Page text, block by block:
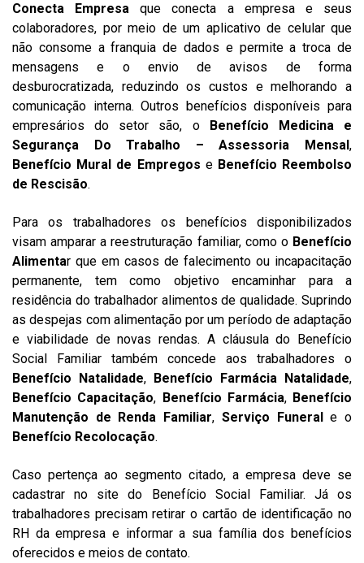
Conecta Empresa que conecta a empresa e seus
colaboradores, por meio de um aplicativo de celular que
não consome a franquia de dados e permite a troca de
mensagens e o envio de avisos de forma
desburocratizada, reduzindo os custos e melhorando a
comunicação interna. Outros benefícios disponíveis para
empresários do setor são, o Benefício Medicina e
Segurança Do Trabalho – Assessoria Mensal,
Benefício Mural de Empregos e Benefício Reembolso
de Rescisão.
Para os trabalhadores os benefícios disponibilizados
visam amparar a reestruturação familiar, como o Benefício
Alimentar que em casos de falecimento ou incapacitação
permanente, tem como objetivo encaminhar para a
residência do trabalhador alimentos de qualidade. Suprindo
as despejas com alimentação por um período de adaptação
e viabilidade de novas rendas. A cláusula do Benefício
Social Familiar também concede aos trabalhadores o
Benefício Natalidade, Benefício Farmácia Natalidade,
Benefício Capacitação, Benefício Farmácia, Benefício
Manutenção de Renda Familiar, Serviço Funerale o
Benefício Recolocação.
Caso pertença ao segmento citado, a empresa deve se
cadastrar no site do Benefício Social Familiar. Já os
trabalhadores precisam retirar o cartão de identificação no
RH da empresa e informar a sua família dos benefícios
oferecidos e meios de contato.